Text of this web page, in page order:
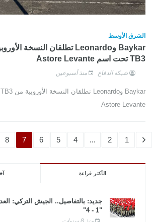
الشرق الأوسط
TB3 تحت اسم Astore Levante
شبكة الدفاع منذ أسبوعين
Astore Levante
1
2
...
4
5
6
7
8
الأكثر قراءة
جديد: بالتفاصيل.. الجيش التركي: العدد
"1 - 4"